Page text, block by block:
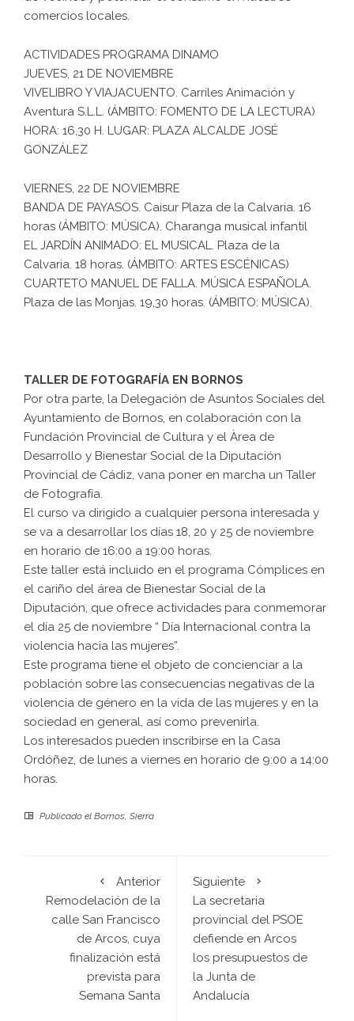
comercios locales.
ACTIVIDADES PROGRAMA DINAMO
JUEVES, 21 DE NOVIEMBRE
VIVELIBRO Y VIAJACUENTO. Carriles Animación y
Aventura S.L.L. (ÁMBITO: FOMENTO DE LA LECTURA)
HORA: 16,30 H. LUGAR: PLAZA ALCALDE JOSÉ
GONZÁLEZ
VIERNES, 22 DE NOVIEMBRE
BANDA DE PAYASOS. Caisur Plaza de la Calvaria. 16
horas (ÁMBITO: MÚSICA). Charanga musical infantil
EL JARDÍN ANIMADO: EL MUSICAL. Plaza de la
Calvaria. 18 horas. (ÁMBITO: ARTES ESCÉNICAS)
CUARTETO MANUEL DE FALLA. MÚSICA ESPAÑOLA.
Plaza de las Monjas. 19,30 horas. (ÁMBITO: MÚSICA).
TALLER DE FOTOGRAFÍA EN BORNOS
Por otra parte, la Delegación de Asuntos Sociales del
Ayuntamiento de Bornos, en colaboración con la
Fundación Provincial de Cultura y el Àrea de
Desarrollo y Bienestar Social de la Diputación
Provincial de Cádiz, vana poner en marcha un Taller
de Fotografía.
El curso va dirigido a cualquier persona interesada y
se va a desarrollar los días 18, 20 y 25 de noviembre
en horario de 16:00 a 19:00 horas.
Este taller está incluido en el programa Cómplices en
el cariño del área de Bienestar Social de la
Diputación, que ofrece actividades para conmemorar
el día 25 de noviembre “ Día Internacional contra la
violencia hacia las mujeres”.
Este programa tiene el objeto de concienciar a la
población sobre las consecuencias negativas de la
violencia de género en la vida de las mujeres y en la
sociedad en general, así como prevenirla.
Los interesados pueden inscribirse en la Casa
Ordóñez, de lunes a viernes en horario de 9:00 a 14:00
horas.
Publicado el Bornos, Sierra
Anterior
Remodelación de la
calle San Francisco
de Arcos, cuya
finalización está
prevista para
Semana Santa
Siguiente
La secretaria
provincial del PSOE
defiende en Arcos
los presupuestos de
la Junta de
Andalucía